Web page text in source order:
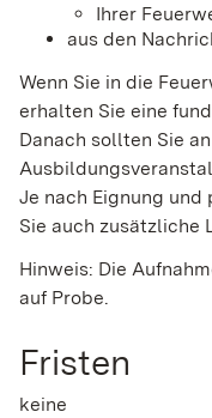
Ihrer
aus den
Wenn Sie in die
erhalten Sie eine
Danach sollten Sie
Je nach Eignung und
Sie auch zusätzliche
Hinweis: Die
auf Probe.
Fristen
keine